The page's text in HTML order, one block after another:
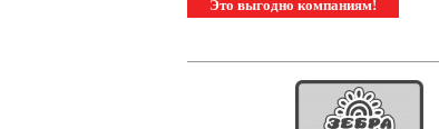
Это выгодно компаниям!